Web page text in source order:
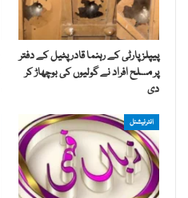
پیپلز پارٹی کے رہنما قادر پٹیل کے دفتر
پر مسلح افراد نے گولیوں کی بوچھاڑ کر
دی
انٹرنیشنل